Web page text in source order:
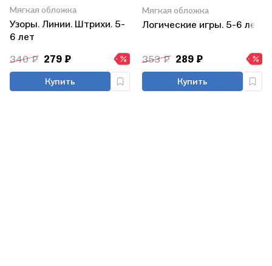
Мягкая обложка
Узоры. Линии. Штрихи. 5-
6 лет
340 ₽ 279 ₽
Купить
Мягкая обложка
Логические игры. 5-6 лет
353 ₽ 289 ₽
Купить